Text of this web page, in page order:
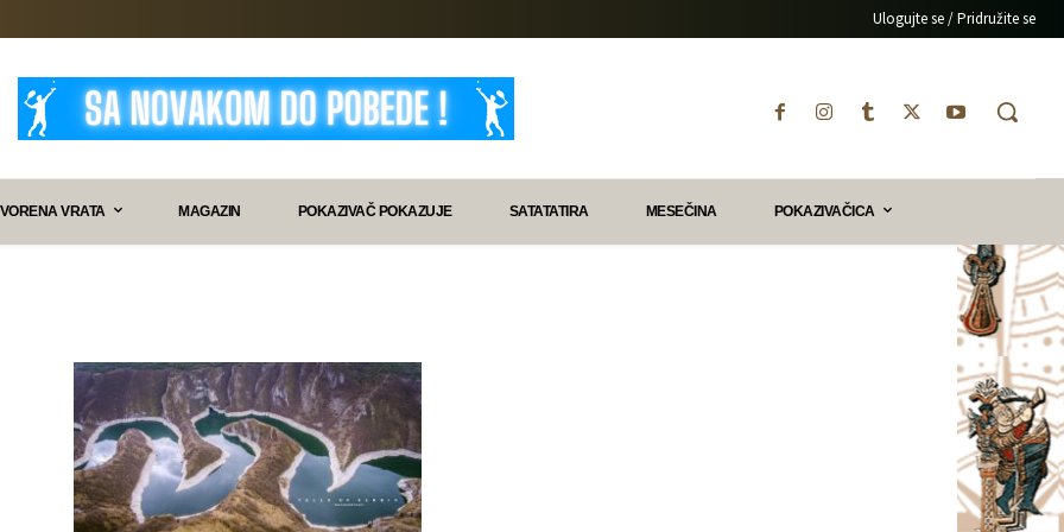
Ulogujte se / Pridružite se
VRATA MAGAZIN POKAZIVAČ POKAZUJE SATATATIRA MESEČINA POKAZIVAČICA